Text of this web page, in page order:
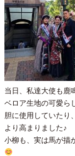
当日、私達大使も鹿
ベロア生地の可愛ら
胆に使用していたり
より高まりました♪
小柳も、実は馬が描